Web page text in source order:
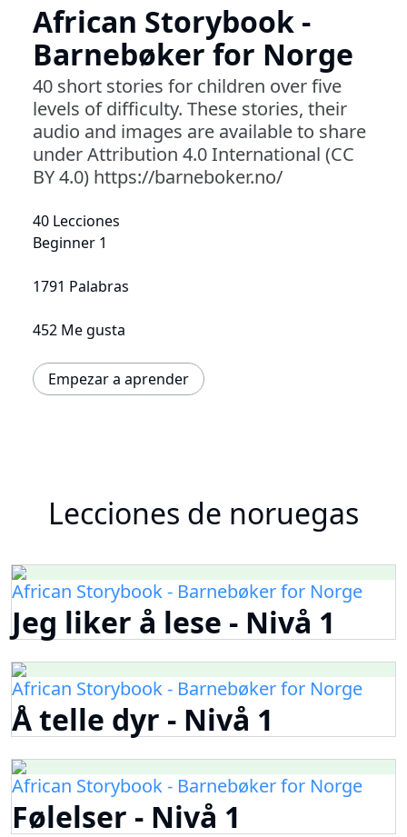
African Storybook -
Barnebøker for Norge
40 short stories for children over five
levels of difficulty. These stories, their
audio and images are available to share
under Attribution 4.0 International (CC
BY 4.0) https://barneboker.no/
40 Lecciones
Beginner 1
1791 Palabras
452 Me gusta
Empezar a aprender
Lecciones de noruegas
African Storybook - Barnebøker for Norge
Jeg liker å lese - Nivå 1
African Storybook - Barnebøker for Norge
Å telle dyr - Nivå 1
African Storybook - Barnebøker for Norge
Følelser - Nivå 1